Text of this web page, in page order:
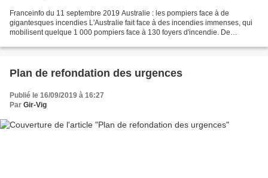
Franceinfo du 11 septembre 2019 Australie : les pompiers face à de
gigantesques incendies L'Australie fait face à des incendies immenses, qui
mobilisent quelque 1 000 pompiers face à 130 foyers d'incendie. De
Plan de refondation des urgences
Publié le 16/09/2019 à 16:27
Par Gir-Vig